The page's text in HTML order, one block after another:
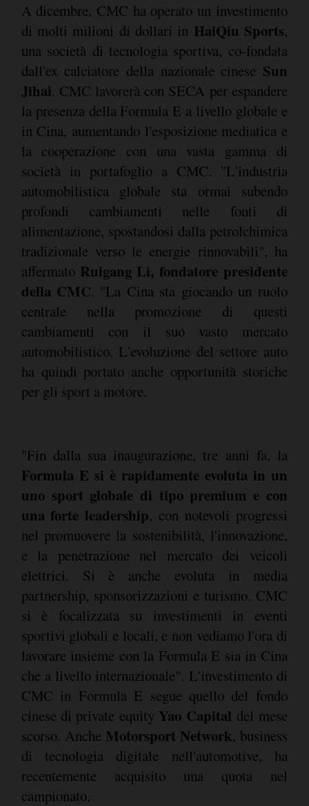
A dicembre, CMC ha operato un investimento
di molti milioni di dollari in HaiQiu Sports,
una società di tecnologia sportiva, co-fondata
dall'ex calciatore della nazionale cinese Sun
Jihai. CMC lavorerà con SECA per espandere
la presenza della Formula E a livello globale e
in Cina, aumentando l'esposizione mediatica e
la cooperazione con una vasta gamma di
società in portafoglio a CMC. "L'industria
automobilistica globale sta ormai subendo
profondi cambiamenti nelle fonti di
alimentazione, spostandosi dalla petrolchimica
tradizionale verso le energie rinnovabili", ha
affermato Ruigang Li, fondatore presidente
della CMC. "La Cina sta giocando un ruolo
centrale nella promozione di questi
cambiamenti con il suo vasto mercato
automobilistico. L'evoluzione del settore auto
ha quindi portato anche opportunità storiche
per gli sport a motore.
"Fin dalla sua inaugurazione, tre anni fa, la
Formula E si è rapidamente evoluta in un
uno sport globale di tipo premium e con
una forte leadership, con notevoli progressi
nel promuovere la sostenibilità, l'innovazione,
e la penetrazione nel mercato dei veicoli
elettrici. Si è anche evoluta in media
partnership, sponsorizzazioni e turismo. CMC
si è focalizzata su investimenti in eventi
sportivi globali e locali, e non vediamo l'ora di
lavorare insieme con la Formula E sia in Cina
che a livello internazionale". L'investimento di
CMC in Formula E segue quello del fondo
cinese di private equity Yao Capital del mese
scorso. Anche Motorsport Network, business
di tecnologia digitale nell'automotive, ha
recentemente acquisito una quota nel
campionato.